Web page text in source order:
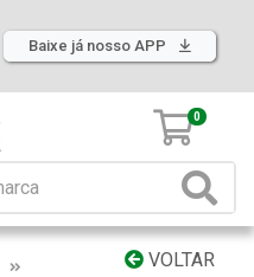
Baixe já nosso APP
0
VOLTAR